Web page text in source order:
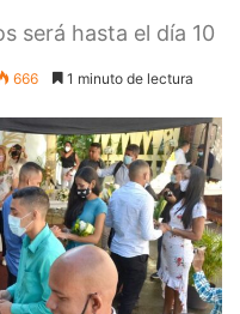
será hasta el día 10
666 1 minuto de lectura